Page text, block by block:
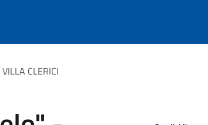
CLERICI